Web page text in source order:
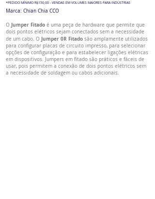
*PEDIDO MÍNIMO R$150,00 - VENDAS EM VOLUMES MAIORES PARA INDÚSTRIAS
Marca: Chian Chia CCO
O Jumper Fitado é uma peça de hardware que permite que
dois pontos elétricos sejam conectados sem a necessidade
de um cabo. O Jumper 0R Fitado são amplamente utilizados
para configurar placas de circuito impresso, para selecionar
opções de configuração e para estabelecer ligações elétricas
em dispositivos. Jumpers em fitado são práticos e fáceis de
usar, pois permitem a conexão de dois pontos elétricos sem
a necessidade de soldagem ou cabos adicionais.